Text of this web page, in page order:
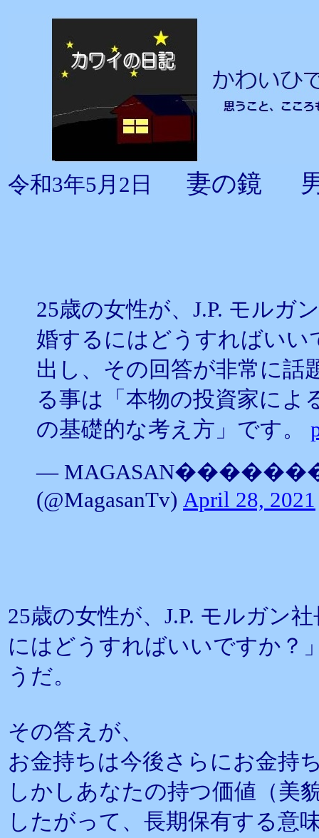
令和3年5月2日 妻の鏡 男
25歳の女性が、J.P. モルガ
婚するにはどうすればい
出し、その回答が非常に話
る事は「本物の投資家によ
の基礎的な考え方」です。
—
(@MagasanTv) April 28, 2021
25歳の女性が、J.P. モルガン
にはどうすればいいですか？
うだ。
その答えが、
お金持ちは今後さらにお金持
しかしあなたの持つ価値（美
したがって、長期保有する意